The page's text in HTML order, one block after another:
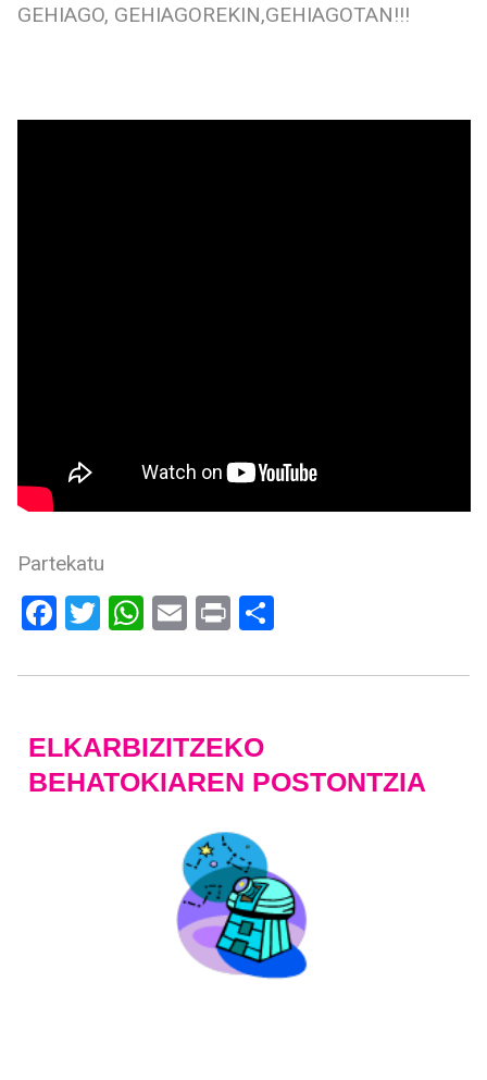
GEHIAGO, GEHIAGOREKIN,GEHIAGOTAN!!!
Partekatu
Facebook
Twitter
WhatsApp
Email
PrintShare
ELKARBIZITZEKO
BEHATOKIAREN POSTONTZIA